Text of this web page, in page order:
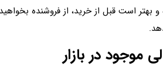
است قبل از خرید، از فروشنده
موجود در بازار